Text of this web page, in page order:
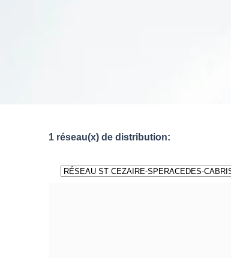
1 réseau(x) de distribution: